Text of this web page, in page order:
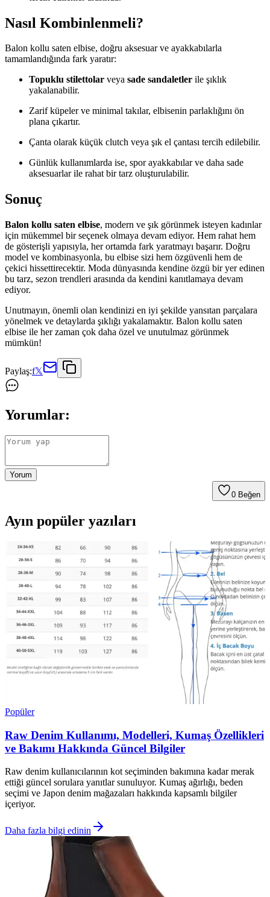
Nasıl Kombinlenmeli?
Balon kollu saten elbise, doğru aksesuar ve ayakkabılarla
tamamlandığında fark yaratır:
Topuklu stilettolar veya sade sandaletler ile şıklık
yakalanabilir.
Zarif küpeler ve minimal takılar, elbisenin parlaklığını ön
plana çıkartır.
Çanta olarak küçük clutch veya şık el çantası tercih edilebilir.
Günlük kullanımlarda ise, spor ayakkabılar ve daha sade
aksesuarlar ile rahat bir tarz oluşturulabilir.
Sonuç
Balon kollu saten elbise, modern ve şık görünmek isteyen kadınlar
için mükemmel bir seçenek olmaya devam ediyor. Hem rahat hem
de gösterişli yapısıyla, her ortamda fark yaratmayı başarır. Doğru
model ve kombinasyonla, bu elbise sizi hem özgüvenli hem de
çekici hissettirecektir. Moda dünyasında kendine özgü bir yer edinen
bu tarz, sezon trendleri arasında da kendini kanıtlamaya devam
ediyor.
Unutmayın, önemli olan kendinizi en iyi şekilde yansıtan parçalara
yönelmek ve detaylarda şıklığı yakalamaktır. Balon kollu saten
elbise ile her zaman çok daha özel ve unutulmaz görünmek
mümkün!
Paylaş:f𝕏
Yorumlar:
Yorum
0 Beğen
Ayın popüler yazıları
Popüler
Raw Denim Kullanımı, Modelleri, Kumaş Özellikleri
ve Bakımı Hakkında Güncel Bilgiler
Raw denim kullanıcılarının kot seçiminden bakımına kadar merak
ettiği güncel sorulara yanıtlar sunuluyor. Kumaş ağırlığı, beden
seçimi ve Japon denim mağazaları hakkında kapsamlı bilgiler
içeriyor.
Daha fazla bilgi edinin